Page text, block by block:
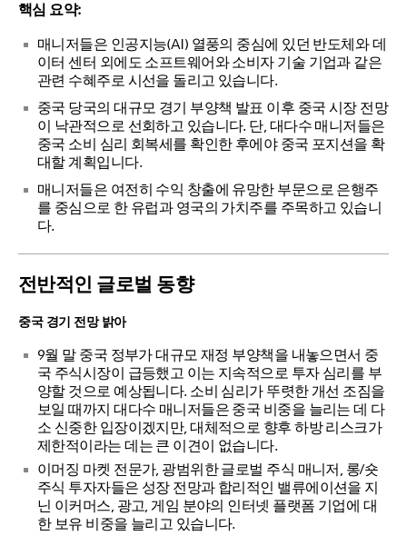
핵심 요약:
매니저들은 인공지능(AI) 열풍의 중심에 있던 반도체와 데
이터 센터 외에도 소프트웨어와 소비자 기술 기업과 같은
관련 수혜주로 시선을 돌리고 있습니다.
중국 당국의 대규모 경기 부양책 발표 이후 중국 시장 전망
이 낙관적으로 선회하고 있습니다. 단, 대다수 매니저들은
중국 소비 심리 회복세를 확인한 후에야 중국 포지션을 확
대할 계획입니다.
매니저들은 여전히 수익 창출에 유망한 부문으로 은행주
를 중심으로 한 유럽과 영국의 가치주를 주목하고 있습니
다.
전반적인 글로벌 동향
중국 경기 전망 밝아
9월 말 중국 정부가 대규모 재정 부양책을 내놓으면서 중
국 주식시장이 급등했고 이는 지속적으로 투자 심리를 부
양할 것으로 예상됩니다. 소비 심리가 뚜렷한 개선 조짐을
보일 때까지 대다수 매니저들은 중국 비중을 늘리는 데 다
소 신중한 입장이겠지만, 대체적으로 향후 하방 리스크가
제한적이라는 데는 큰 이견이 없습니다.
이머징 마켓 전문가, 광범위한 글로벌 주식 매니저, 롱/숏
주식 투자자들은 성장 전망과 합리적인 밸류에이션을 지
닌 이커머스, 광고, 게임 분야의 인터넷 플랫폼 기업에 대
한 보유 비중을 늘리고 있습니다.